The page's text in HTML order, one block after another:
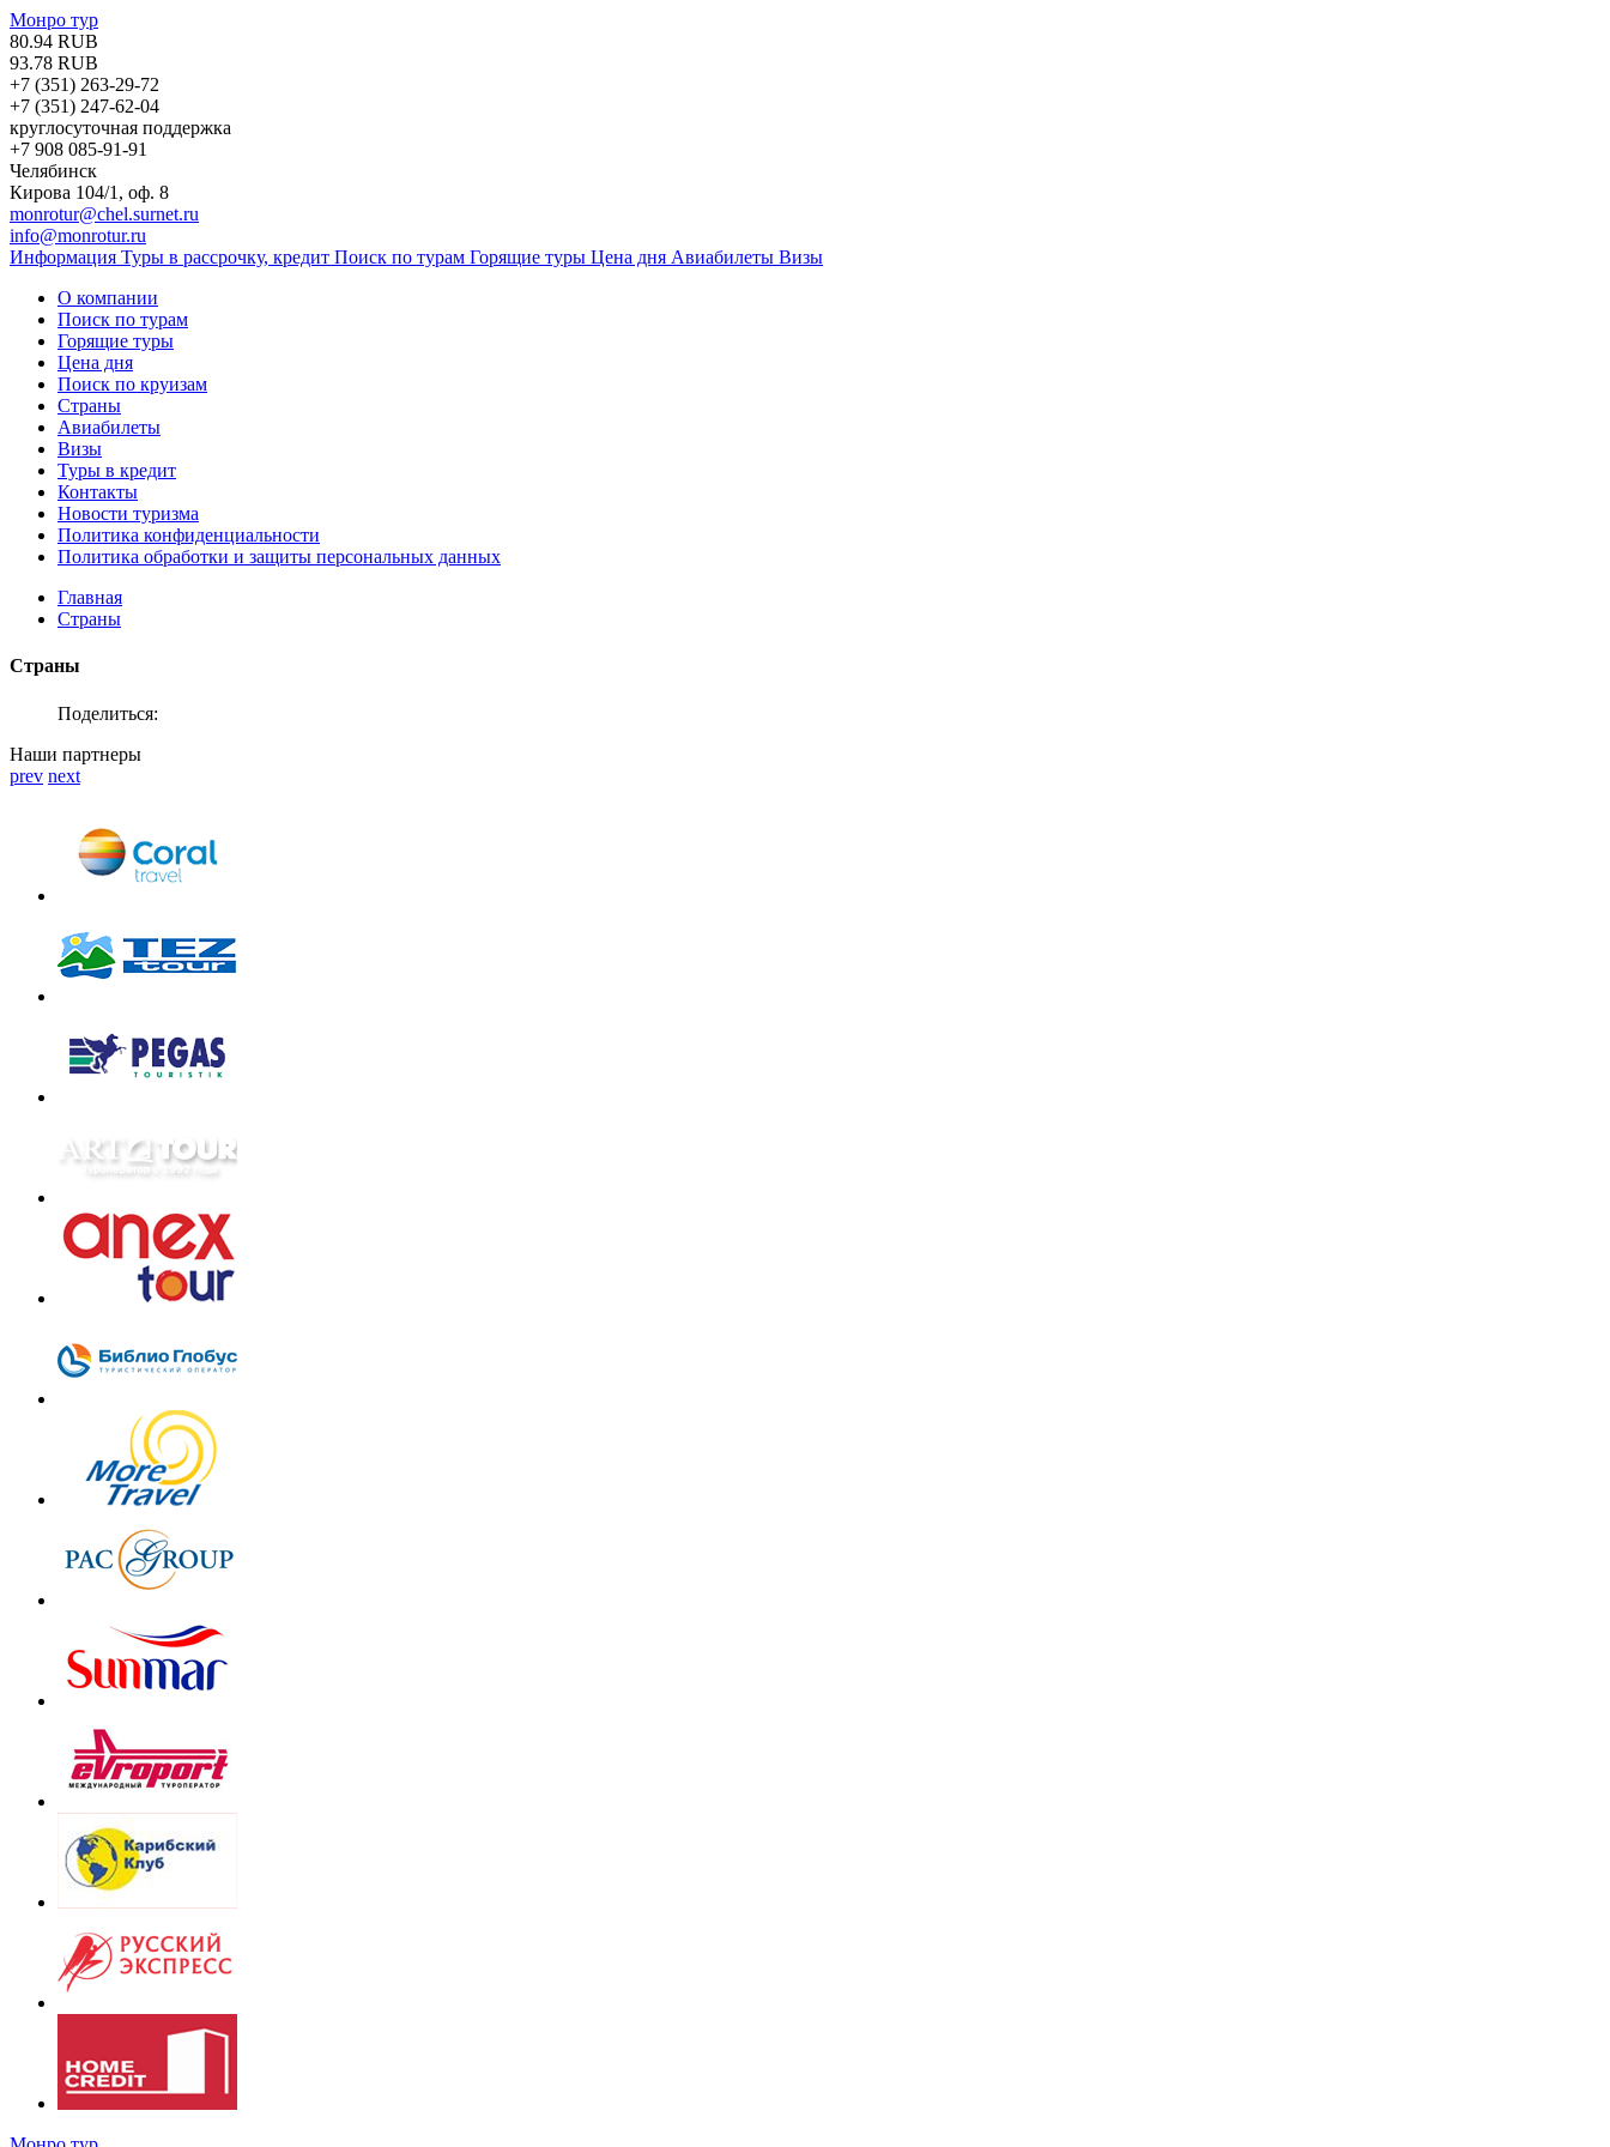
Монро тур
80.94 RUB
93.78 RUB
+7 (351) 263-29-72
+7 (351) 247-62-04
круглосуточная поддержка
+7 908 085-91-91
Челябинск
Кирова 104/1, оф. 8
monrotur@chel.surnet.ru
info@monrotur.ru
Информация Туры в рассрочку, кредит Поиск по турам Горящие туры Цена дня Авиабилеты Визы
О компании
Поиск по турам
Горящие туры
Цена дня
Поиск по круизам
Страны
Авиабилеты
Визы
Туры в кредит
Контакты
Новости туризма
Политика конфиденциальности
Политика обработки и защиты персональных данных
Главная
Страны
Страны
Поделиться:
Наши партнеры
prev next